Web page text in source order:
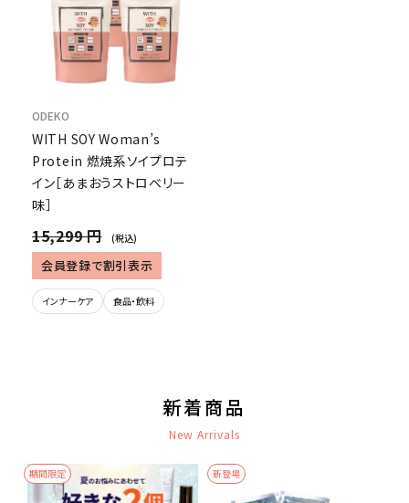
ODEKO
WITH SOY Woman’s
Protein 燃焼系ソイプロテ
イン［あまおうストロベリー
味］
15,299 円 (税込)
会員登録で割引表示
インナーケア 食品・飲料
新着商品
New Arrivals
期間限定 新登場